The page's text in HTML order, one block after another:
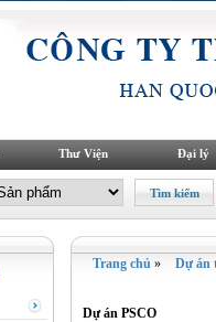
Thư Viện Đại lý
Trang chủ » Dự án
Dự án PSCO